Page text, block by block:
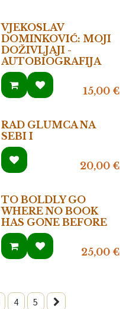
VJEKOSLAV
DOMINKOVIĆ: MOJI
DOŽIVLJAJI -
AUTOBIOGRAFIJA
15,00€
RAD GLUMCA NA
SEBI I
20,00€
TO BOLDLY GO
WHERE NO BOOK
HAS GONE BEFORE
25,00€
4 5